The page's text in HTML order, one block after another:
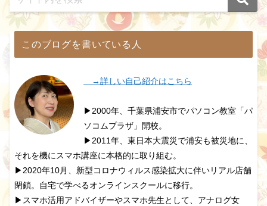
このブログを書いている人
→詳しい自己紹介はこちら
▶2000年、千葉県浦安市でパソコン教室「パ
ソコムプラザ」開校。
▶2011年、東日本大震災で浦安も被災地に、
それを機にスマホ講座に本格的に取り組む。
▶2020年10月、新型コロナウィルス感染拡大に伴いリアル店舗
閉鎖。自宅で学べるオンラインスクールに移行。
▶スマホ活用アドバイザーやスマホ先生として、アナログ女